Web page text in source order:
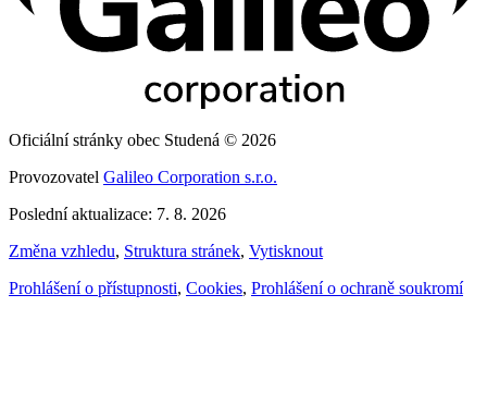
Oficiální stránky obec Studená © 2026
Provozovatel Galileo Corporation s.r.o.
Poslední aktualizace: 7. 8. 2026
Změna vzhledu, Struktura stránek, Vytisknout
Prohlášení o přístupnosti, Cookies, Prohlášení o ochraně soukromí